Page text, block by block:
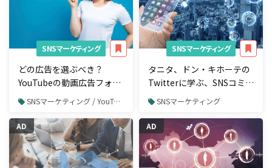
SNSマーケティング
どの広告を選ぶべき？
YouTubeの動画広告フォー
マットを徹底解説！
SNSマーケティング / YouTube / YouTube広告
SNSマーケティング
タニタ、ドン・キホーテの
Twitterに学ぶ、SNSコミュ
ニケーション術
SNSマーケティング
AD AD